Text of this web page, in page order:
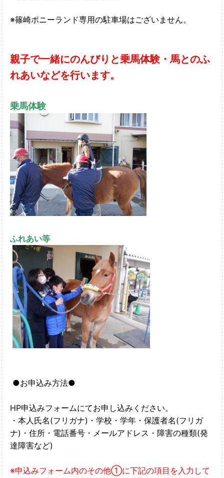
※篠崎ポニーランド専用の駐車場はございません。
親子で一緒にのんびりと乗馬体験・馬とのふ
れあいなどを行います。
乗馬体験
ふれあい等
●お申込み方法●
HP申込みフォームにてお申し込みください。
・本人氏名(フリガナ)・学校・学年・保護者名(フリガ
ナ)・住所・電話番号・メールアドレス・障害の種類(発
達障害など)
※申込みフォーム内のその他➀に下記の項目を入力して